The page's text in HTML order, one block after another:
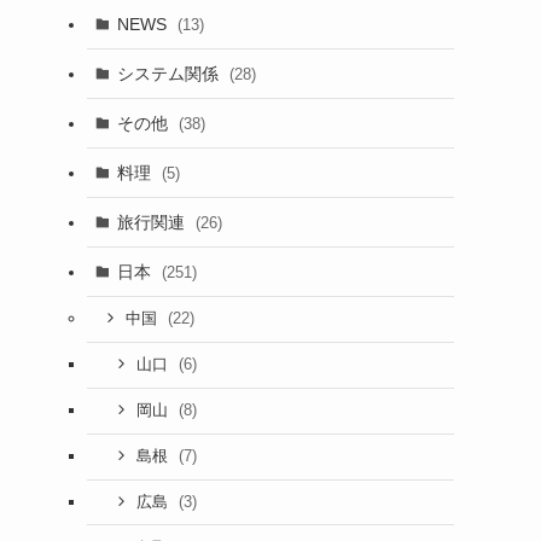
NEWS (13)
システム関係 (28)
その他 (38)
料理 (5)
旅行関連 (26)
日本 (251)
中国 (22)
山口 (6)
岡山 (8)
島根 (7)
広島 (3)